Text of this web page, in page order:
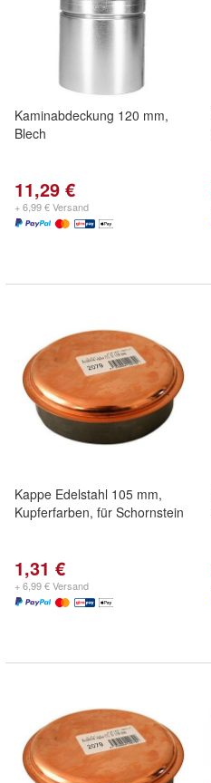
Kaminabdeckung 120 mm,
Blech
11,29 €
+ 6,99 € Versand
Kappe Edelstahl 105 mm,
Kupferfarben, für Schornstein
1,31 €
+ 6,99 € Versand